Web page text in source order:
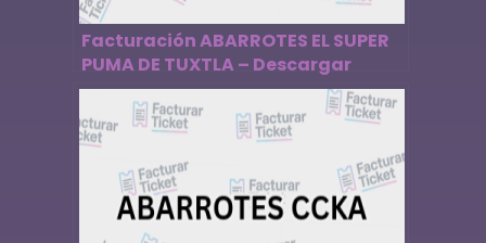
Facturación ABARROTES EL SUPER
PUMA DE TUXTLA – Descargar
Factura